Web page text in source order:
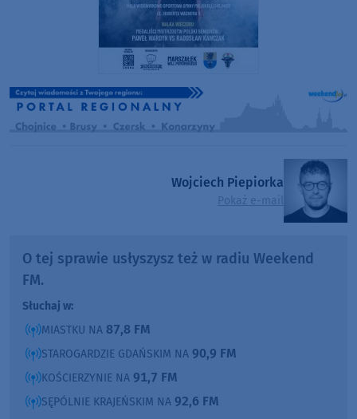
Wojciech Piepiorka
Pokaż e-mail
O tej sprawie usłyszysz też w radiu Weekend
FM.
Słuchaj w:
MIASTKU NA 87,8 FM
STAROGARDZIE GDAŃSKIM NA 90,9 FM
KOŚCIERZYNIE NA 91,7 FM
SĘPÓLNIE KRAJEŃSKIM NA 92,6 FM